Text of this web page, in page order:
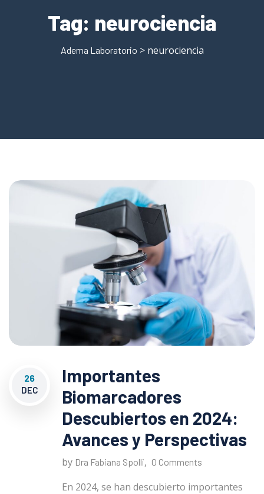
Tag: neurociencia
Adema Laboratorio > neurociencia
26
DEC
Importantes
Biomarcadores
Descubiertos en 2024:
Avances y Perspectivas
by Dra Fabiana Spolli, 0 Comments
En 2024, se han descubierto importantes